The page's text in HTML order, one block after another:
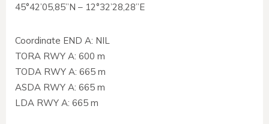
45°42’05,85”N – 12°32’28,28”E
Coordinate END A: NIL
TORA RWY A: 600 m
TODA RWY A: 665 m
ASDA RWY A: 665 m
LDA RWY A: 665 m